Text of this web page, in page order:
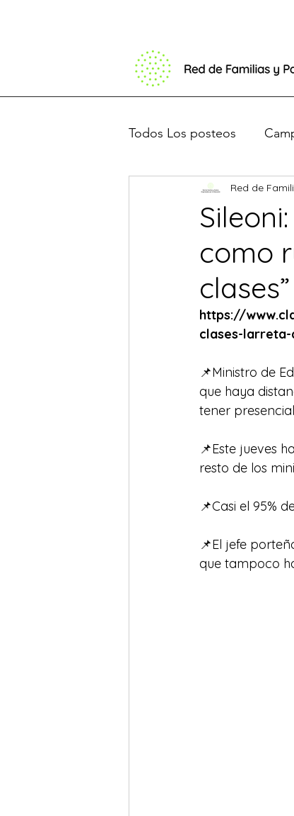
Todos Los posteos
Basta de Barbijos
Presentación en el
como
clases”
Red de
https://
clases-larreta-
📌Ministro de
que haya
tener
📌Este jueves
resto de los
📌Casi el 95%
📌El jefe
que tampoco